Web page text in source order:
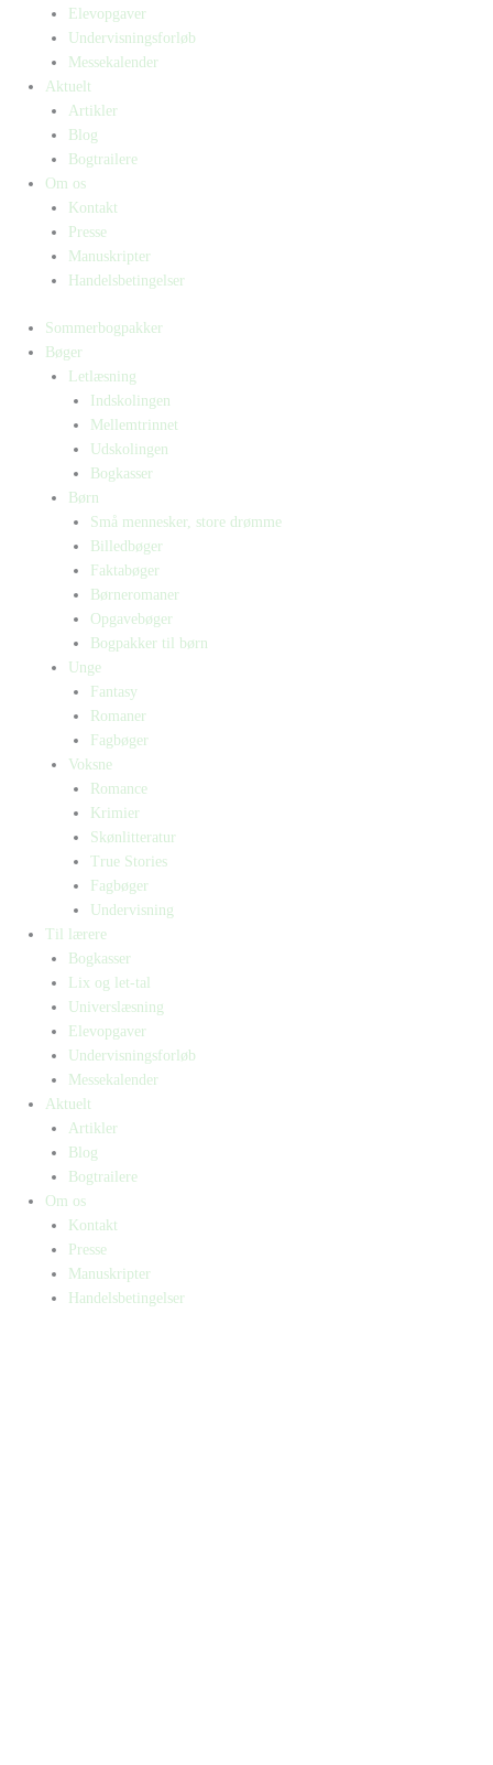
Elevopgaver
Undervisningsforløb
Messekalender
Aktuelt
Artikler
Blog
Bogtrailere
Om os
Kontakt
Presse
Manuskripter
Handelsbetingelser
Sommerbogpakker
Bøger
Letlæsning
Indskolingen
Mellemtrinnet
Udskolingen
Bogkasser
Børn
Små mennesker, store drømme
Billedbøger
Faktabøger
Børneromaner
Opgavebøger
Bogpakker til børn
Unge
Fantasy
Romaner
Fagbøger
Voksne
Romance
Krimier
Skønlitteratur
True Stories
Fagbøger
Undervisning
Til lærere
Bogkasser
Lix og let-tal
Universlæsning
Elevopgaver
Undervisningsforløb
Messekalender
Aktuelt
Artikler
Blog
Bogtrailere
Om os
Kontakt
Presse
Manuskripter
Handelsbetingelser